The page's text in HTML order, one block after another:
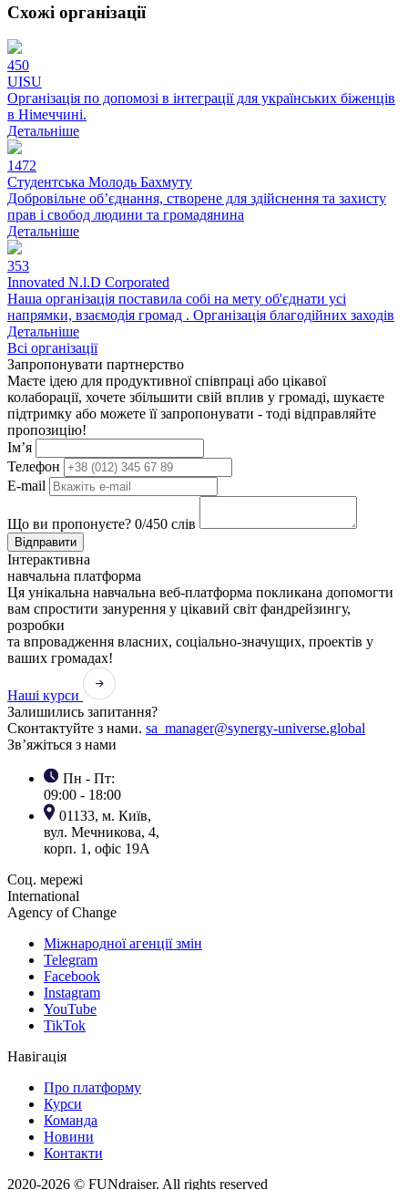
Схожі організації
450
UISU
Організація по допомозі в інтеграції для українських біженців
в Німеччині.
Детальніше
1472
Студентська Молодь Бахмуту
Добровільне об’єднання, створене для здійснення та захисту
прав і свобод людини та громадянина
Детальніше
353
Innovated N.l.D Corporated
Наша організація поставила собі на мету об'єднати усі
напрямки, взаємодія громад . Організація благодійних заходів
Детальніше
Всі організації
Запропонувати партнерство
Маєте ідею для продуктивної співпраці або цікавої
колаборації, хочете збільшити свій вплив у громаді, шукаєте
підтримку або можете її запропонувати - тоді відправляйте
пропозицію!
Ім’я
Телефон
E-mail
Що ви пропонуєте? 0/450 слів
Відправити
Інтерактивна
навчальна платформа
Ця унікальна навчальна веб-платформа покликана допомогти
вам спростити занурення у цікавий світ фандрейзингу,
розробки
та впровадження власних, соціально-значущих, проектів у
ваших громадах!
Наші курси
Залишились запитання?
Сконтактуйте з нами. sa_manager@synergy-universe.global
Зв’яжіться з нами
Пн - Пт:
09:00 - 18:00
01133, м. Київ,
вул. Мечникова, 4,
корп. 1, офіс 19А
Соц. мережі
International
Agency of Change
Міжнародної агенції змін
Telegram
Facebook
Instagram
YouTube
TikTok
Навігація
Про платформу
Курси
Команда
Новини
Контакти
2020-2026 © FUNdraiser. All rights reserved